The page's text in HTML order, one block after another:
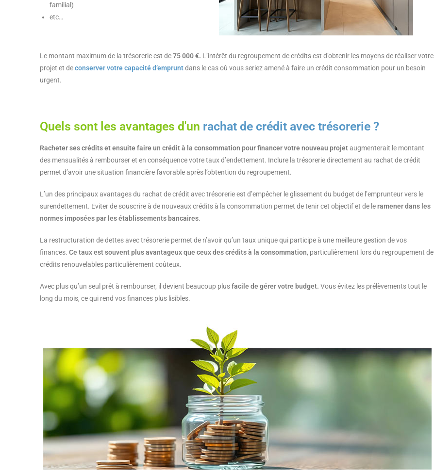
familial)
etc…
Le montant maximum de la trésorerie est de75 000 €. L’intérêt du regroupement de crédits est d’obtenir les moyens de réaliser votre
projet et deconserver votre capacité d’empruntdans le cas où vous seriez amené à faire un crédit consommation pour un besoin
urgent.
Quels sont les avantages d'un rachat de crédit avec trésorerie ?
Racheter ses crédits et ensuite faire un crédit à la consommation pour financer votre nouveau projetaugmenterait le montant
des mensualités à rembourser et en conséquence votre taux d’endettement. Inclure la trésorerie directement au rachat de crédit
permet d’avoir une situation financière favorable après l’obtention du regroupement.
L’un des principaux avantages du rachat de crédit avec trésorerie est d’empêcher le glissement du budget de l’emprunteur vers le
surendettement. Eviter de souscrire à de nouveaux crédits à la consommation permet de tenir cet objectif et de leramener dans les
normes imposées par les établissements bancaires.
La restructuration de dettes avec trésorerie permet de n’avoir qu’un taux unique qui participe à une meilleure gestion de vos
finances. Ce taux est souvent plus avantageux que ceux des crédits à la consommation, particulièrement lors du regroupement de
crédits renouvelables particulièrement coûteux.
Avec plus qu’un seul prêt à rembourser, il devient beaucoup plusfacile de gérer votre budget. Vous évitez les prélèvements tout le
long du mois, ce qui rend vos finances plus lisibles.